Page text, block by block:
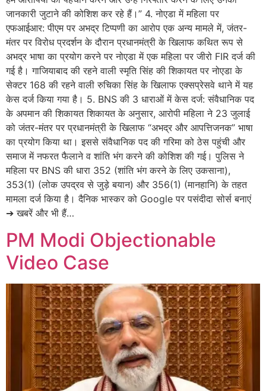
जानकारी जुटाने की कोशिश कर रहे हैं।” 4. नोएडा में महिला पर
एफआईआर: पीएम पर अभद्र टिप्पणी का आरोप एक अन्य मामले में, जंतर-
मंतर पर विरोध प्रदर्शन के दौरान प्रधानमंत्री के खिलाफ कथित रूप से
अभद्र भाषा का प्रयोग करने पर नोएडा में एक महिला पर जीरो FIR दर्ज की
गई है। गाजियाबाद की रहने वाली स्मृति सिंह की शिकायत पर नोएडा के
सेक्टर 168 की रहने वाली रुचिका सिंह के खिलाफ एक्सप्रेसवे थाने में यह
केस दर्ज किया गया है। 5. BNS की 3 धाराओं में केस दर्ज: संवैधानिक पद
के अपमान की शिकायत शिकायत के अनुसार, आरोपी महिला ने 23 जुलाई
को जंतर-मंतर पर प्रधानमंत्री के खिलाफ “अभद्र और आपत्तिजनक” भाषा
का प्रयोग किया था। इससे संवैधानिक पद की गरिमा को ठेस पहुंची और
समाज में नफरत फैलाने व शांति भंग करने की कोशिश की गई। पुलिस ने
महिला पर BNS की धारा 352 (शांति भंग करने के लिए उकसाना),
353(1) (लोक उपद्रव से जुड़े बयान) और 356(1) (मानहानि) के तहत
मामला दर्ज किया है। दैनिक भास्कर को Google पर पसंदीदा सोर्स बनाएं
➔ खबरें और भी हैं…
PM Modi Objectionable
Video Case